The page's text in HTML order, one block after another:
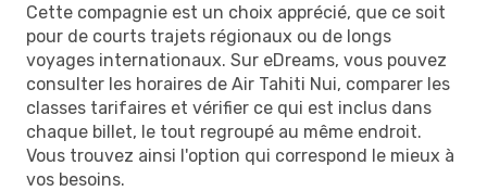
Cette compagnie est un choix apprécié, que ce soit
pour de courts trajets régionaux ou de longs
voyages internationaux. Sur eDreams, vous pouvez
consulter les horaires de Air Tahiti Nui, comparer les
classes tarifaires et vérifier ce qui est inclus dans
chaque billet, le tout regroupé au même endroit.
Vous trouvez ainsi l'option qui correspond le mieux à
vos besoins.